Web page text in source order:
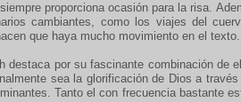
proporciona ocasión para la risa.
cambiantes, como los viajes del
que haya mucho movimiento en el texto.
destaca por su fascinante combinación de
sea la glorificación de Dios a
Tanto el con frecuencia bastante